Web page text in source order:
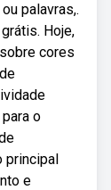
palavras,.
Hoje,
cores
o
principal
e